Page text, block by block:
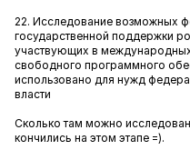
22. Исследование возможных
государственной поддержки
участвующих в
свободного программного
использовано для нужд
власти
Сколько там можно
кончились на этом этапе =).